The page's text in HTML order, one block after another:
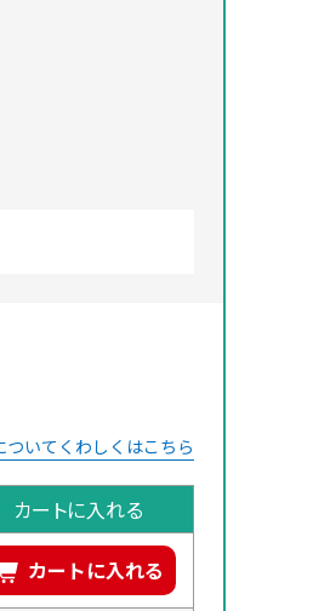
ついてくわしくはこちら
カートに入れる
カートに入れる